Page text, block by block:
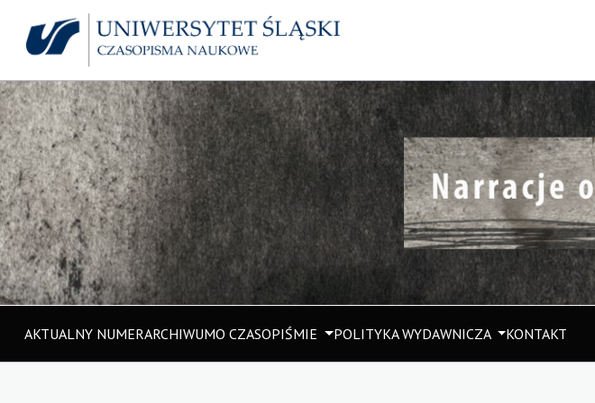
AKTUALNY NUMERARCHIWUMO CZASOPIŚMIE POLITYKA WYDAWNICZA KONTAKT